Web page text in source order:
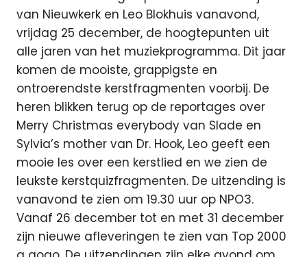
van Nieuwkerk en Leo Blokhuis vanavond,
vrijdag 25 december, de hoogtepunten uit
alle jaren van het muziekprogramma. Dit jaar
komen de mooiste, grappigste en
ontroerendste kerstfragmenten voorbij. De
heren blikken terug op de reportages over
Merry Christmas everybody van Slade en
Sylvia’s mother van Dr. Hook, Leo geeft een
mooie les over een kerstlied en we zien de
leukste kerstquizfragmenten. De uitzending is
vanavond te zien om 19.30 uur op NPO3.
Vanaf 26 december tot en met 31 december
zijn nieuwe afleveringen te zien van Top 2000